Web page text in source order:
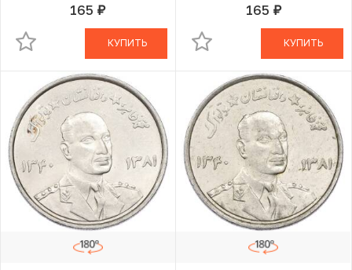
165 руб.В КОРЗИНЕ
КУПИТЬ
165 руб.В КОРЗИНЕ
КУПИТЬ